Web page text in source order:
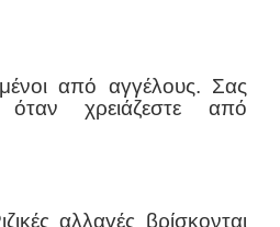
από αγγέλους. Σας
χρειάζεστε από
αλλαγές βρίσκονται